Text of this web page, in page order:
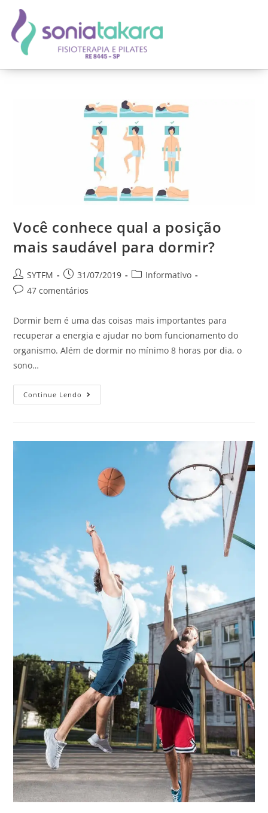
Você conhece qual a posição
mais saudável para dormir?
SYTFM 31/07/2019
Informativo
47 comentários
Dormir bem é uma das coisas mais importantes para
recuperar a energia e ajudar no bom funcionamento do
organismo. Além de dormir no mínimo 8 horas por dia, o
sono…
Continue Lendo